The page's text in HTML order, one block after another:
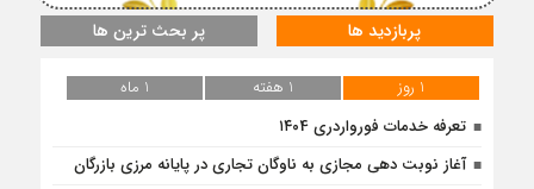
پربازدید ها پر بحث ترین ها
1 روز 1 هفته
1 ماه
تعرفه خدمات فورواردری ۱۴۰4
آغاز نوبت دهی مجازی به ناوگان تجاری در پایانه مرزی بازرگان